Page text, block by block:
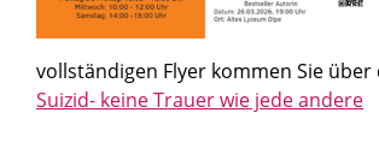
vollständigen Flyer kommen Sie über
Suizid- keine Trauer wie jede andere